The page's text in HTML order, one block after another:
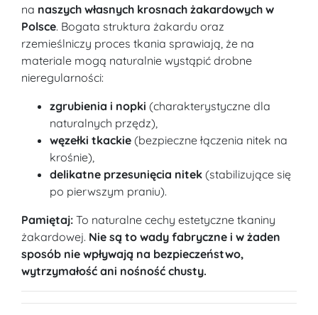
na naszych własnych krosnach żakardowych w
Polsce. Bogata struktura żakardu oraz
rzemieślniczy proces tkania sprawiają, że na
materiale mogą naturalnie wystąpić drobne
nieregularności:
zgrubienia i nopki (charakterystyczne dla
naturalnych przędz),
węzełki tkackie (bezpieczne łączenia nitek na
krośnie),
delikatne przesunięcia nitek (stabilizujące się
po pierwszym praniu).
Pamiętaj: To naturalne cechy estetyczne tkaniny
żakardowej. Nie są to wady fabryczne i w żaden
sposób nie wpływają na bezpieczeństwo,
wytrzymałość ani nośność chusty.